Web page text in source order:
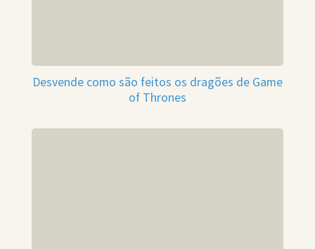
Desvende como são feitos os dragões de Game
of Thrones